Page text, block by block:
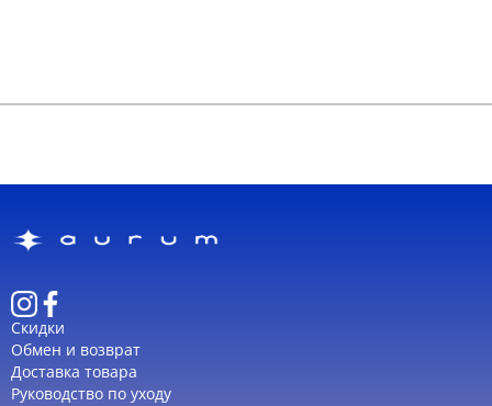
Скидки
Обмен и возврат
Доставка товара
Руководство по уходу